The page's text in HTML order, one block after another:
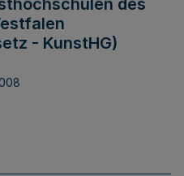
des
- KunstHG)